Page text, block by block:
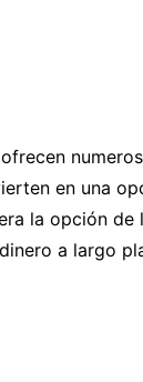
en una
la opción
a largo